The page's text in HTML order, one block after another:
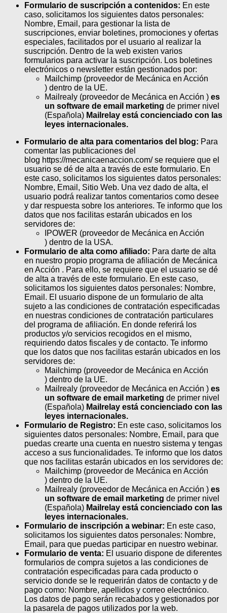
Formulario de suscripción a contenidos: En este
caso, solicitamos los siguientes datos personales:
Nombre, Email, para gestionar la lista de
suscripciones, enviar boletines, promociones y ofertas
especiales, facilitados por el usuario al realizar la
suscripción. Dentro de la web existen varios
formularios para activar la suscripción. Los boletines
electrónicos o newsletter están gestionados por:
Mailchimp (proveedor de Mecánica en Acción
) dentro de la UE.
Mailrealy (proveedor de Mecánica en Acción ) es
un software de email marketing de primer nivel
(Española) Mailrelay está concienciado con las
leyes internacionales.
Formulario de alta para comentarios del blog: Para
comentar las publicaciones del
blog https://mecanicaenaccion.com/ se requiere que el
usuario se dé de alta a través de este formulario. En
este caso, solicitamos los siguientes datos personales:
Nombre, Email, Sitio Web. Una vez dado de alta, el
usuario podrá realizar tantos comentarios como desee
y dar respuesta sobre los anteriores. Te informo que los
datos que nos facilitas estarán ubicados en los
servidores de:
IPOWER (proveedor de Mecánica en Acción
) dentro de la USA.
Formulario de alta como afiliado: Para darte de alta
en nuestro propio programa de afiliación de Mecánica
en Acción . Para ello, se requiere que el usuario se dé
de alta a través de este formulario. En este caso,
solicitamos los siguientes datos personales: Nombre,
Email. El usuario dispone de un formulario de alta
sujeto a las condiciones de contratación especificadas
en nuestras condiciones de contratación particulares
del programa de afiliación. En donde referirá los
productos y/o servicios recogidos en el mismo,
requiriendo datos fiscales y de contacto. Te informo
que los datos que nos facilitas estarán ubicados en los
servidores de:
Mailchimp (proveedor de Mecánica en Acción
) dentro de la UE.
Mailrealy (proveedor de Mecánica en Acción ) es
un software de email marketing de primer nivel
(Española) Mailrelay está concienciado con las
leyes internacionales.
Formulario de Registro: En este caso, solicitamos los
siguientes datos personales: Nombre, Email, para que
puedas crearte una cuenta en nuestro sistema y tengas
acceso a sus funcionalidades. Te informo que los datos
que nos facilitas estarán ubicados en los servidores de:
Mailchimp (proveedor de Mecánica en Acción
) dentro de la UE.
Mailrealy (proveedor de Mecánica en Acción ) es
un software de email marketing de primer nivel
(Española) Mailrelay está concienciado con las
leyes internacionales.
Formulario de inscripción a webinar: En este caso,
solicitamos los siguientes datos personales: Nombre,
Email, para que puedas participar en nuestro webinar.
Formulario de venta: El usuario dispone de diferentes
formularios de compra sujetos a las condiciones de
contratación especificadas para cada producto o
servicio donde se le requerirán datos de contacto y de
pago como: Nombre, apellidos y correo electrónico.
Los datos de pago serán recabados y gestionados por
la pasarela de pagos utilizados por la web.